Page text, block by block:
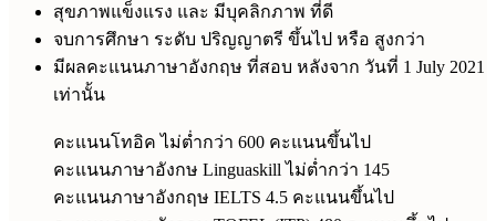
สุขภาพแข็งแรง และ มีบุคลิกภาพ ที่ดี
จบการศึกษา ระดับ ปริญญาตรี ขึ้นไป หรือ สูงกว่า
มีผลคะแนนภาษาอังกฤษ ที่สอบ หลังจาก วันที่ 1 July 2021
เท่านั้น
คะแนนโทอิค ไม่ต่ำกว่า 600 คะแนนขึ้นไป
คะแนนภาษาอังกษ Linguaskill ไม่ต่ำกว่า 145
คะแนนภาษาอังกฤษ IELTS 4.5 คะแนนขึ้นไป